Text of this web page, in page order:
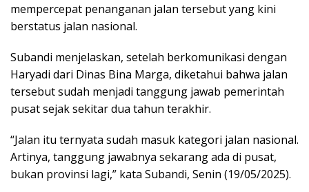
mempercepat penanganan jalan tersebut yang kini
berstatus jalan nasional.
Subandi menjelaskan, setelah berkomunikasi dengan
Haryadi dari Dinas Bina Marga, diketahui bahwa jalan
tersebut sudah menjadi tanggung jawab pemerintah
pusat sejak sekitar dua tahun terakhir.
“Jalan itu ternyata sudah masuk kategori jalan nasional.
Artinya, tanggung jawabnya sekarang ada di pusat,
bukan provinsi lagi,” kata Subandi, Senin (19/05/2025).